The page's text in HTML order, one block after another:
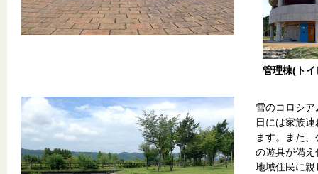
管理棟(ト
雪のコロシ
日には家族
ます。また
の遊具が備
地域住民に